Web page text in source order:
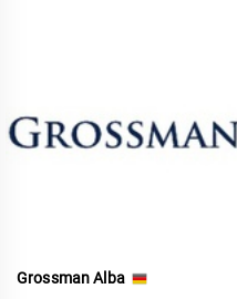
Grossman Alba